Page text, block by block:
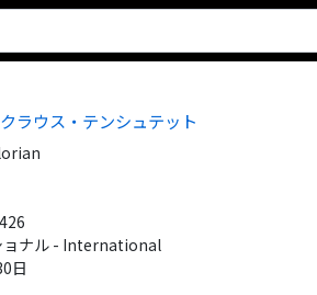
クラウス・テンシュテット
ョナル - International
日